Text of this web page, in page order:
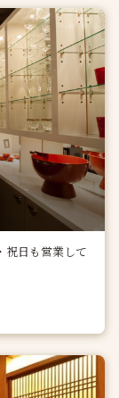
日も営業して